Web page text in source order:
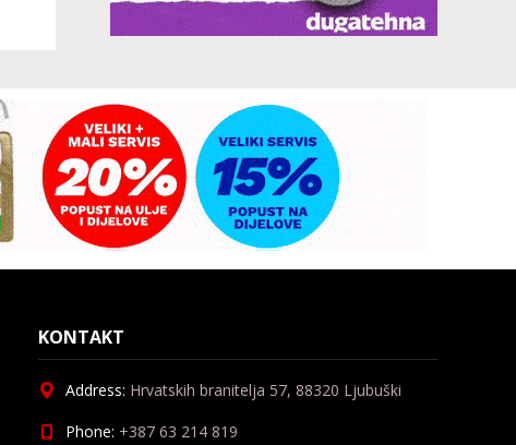
KONTAKT
Address: Hrvatskih branitelja 57, 88320 Ljubuški
Phone: +387 63 214 819